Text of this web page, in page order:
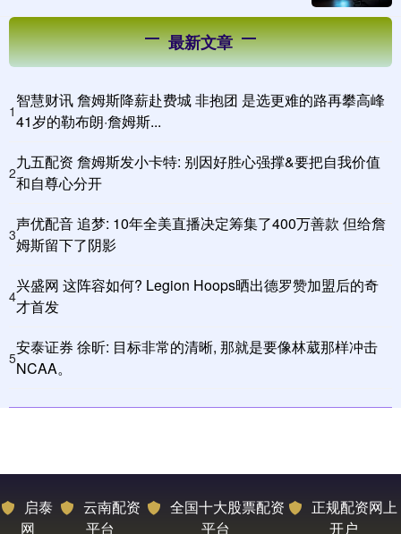
最新文章
1
智慧财讯 詹姆斯降薪赴费城 非抱团 是选更难的路再攀高峰
41岁的勒布朗·詹姆斯...
2
九五配资 詹姆斯发小卡特: 别因好胜心强撑&要把自我价值
和自尊心分开
3
声优配音 追梦: 10年全美直播决定筹集了400万善款 但给詹
姆斯留下了阴影
4
兴盛网 这阵容如何? Legion Hoops晒出德罗赞加盟后的奇
才首发
5
安泰证券 徐昕: 目标非常的清晰, 那就是要像林葳那样冲击
NCAA。
启泰
网
云南配资
平台
全国十大股票配资
平台
正规配资网上
开户